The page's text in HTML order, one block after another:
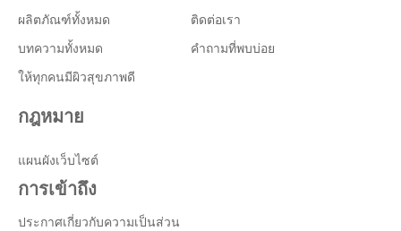
ผลิตภัณฑ์ทั้งหมด
บทความทั้งหมด
ให้ทุกคนมีผิวสุขภาพดี
ติดต่อเรา
คำถามที่พบบ่อย
กฎหมาย
แผนผังเว็บไซต์
การเข้าถึง
ประกาศเกี่ยวกับความเป็นส่วน